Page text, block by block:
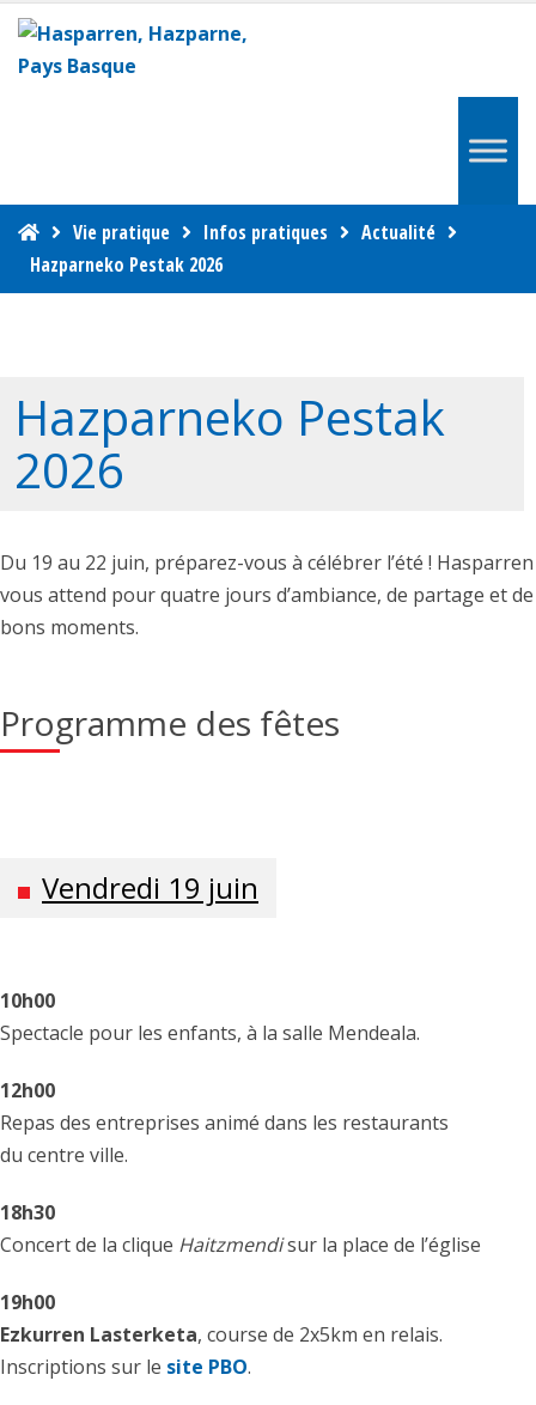
Vie pratique Infos pratiques
Actualité
Hazparneko Pestak 2026
Hazparneko Pestak
2026
Du 19 au 22 juin, préparez-vous à célébrer l’été ! Hasparren
vous attend pour quatre jours d’ambiance, de partage et de
bons moments.
Programme des fêtes
Vendredi 19 juin
10h00
Spectacle pour les enfants, à la salle Mendeala.
12h00
Repas des entreprises animé dans les restaurants
du centre ville.
18h30
Concert de la clique Haitzmendisur la place de l’église
19h00
Ezkurren Lasterketa, course de 2x5km en relais.
Inscriptions sur le site PBO.